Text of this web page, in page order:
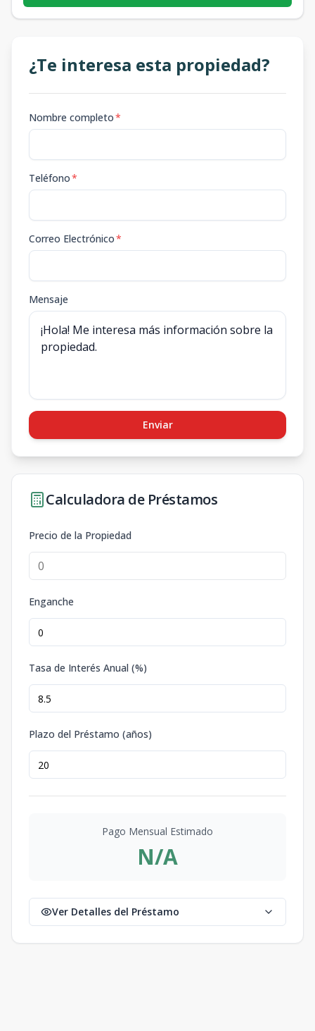
¿Te interesa esta propiedad?
Nombre completo*
Teléfono*
Correo Electrónico*
Mensaje
Enviar
Calculadora de Préstamos
Precio de la Propiedad
Enganche
Tasa de Interés Anual (%)
Plazo del Préstamo (años)
Pago Mensual Estimado
N/A
Ver Detalles del Préstamo